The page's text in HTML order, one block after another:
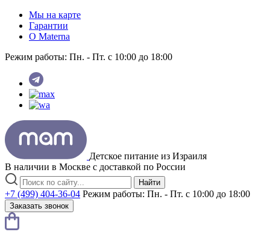
Мы на карте
Гарантии
O Materna
Режим работы: Пн. - Пт. с 10:00 до 18:00
Детское питание из Израиля
В наличии в Москве с доставкой по России
Найти
+7 (499) 404-36-04 Режим работы: Пн. - Пт. с 10:00 до 18:00
Заказать звонок